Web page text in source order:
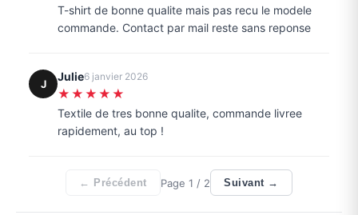
T-shirt de bonne qualite mais pas recu le modele
commande. Contact par mail reste sans reponse
J
Julie6 janvier 2026
★★★★★
Textile de tres bonne qualite, commande livree
rapidement, au top !
← Précédent Page1 / 2 Suivant →